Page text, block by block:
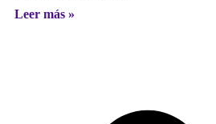
Leer más »